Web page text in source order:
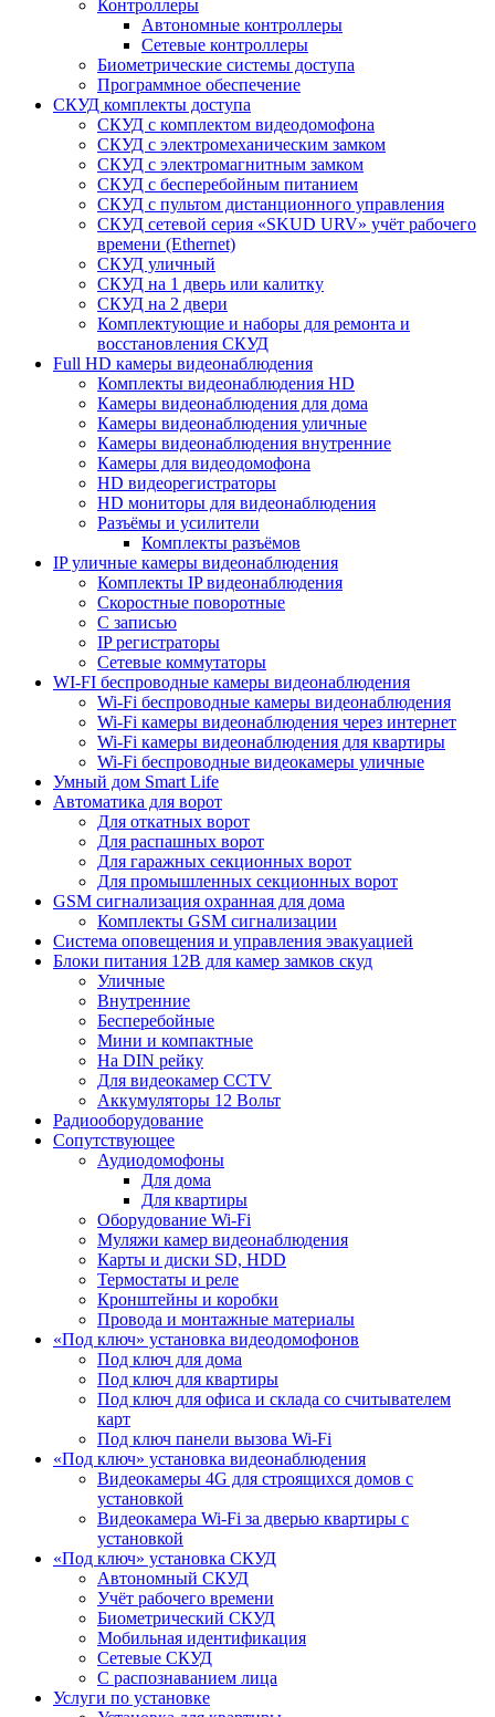
Контроллеры
Автономные контроллеры
Сетевые контроллеры
Биометрические системы доступа
Программное обеспечение
СКУД комплекты доступа
СКУД с комплектом видеодомофона
СКУД с электромеханическим замком
СКУД с электромагнитным замком
СКУД с бесперебойным питанием
СКУД с пультом дистанционного управления
СКУД сетевой серия «SKUD URV» учёт рабочего
времени (Ethernet)
СКУД уличный
СКУД на 1 дверь или калитку
СКУД на 2 двери
Комплектующие и наборы для ремонта и
восстановления СКУД
Full HD камеры видеонаблюдения
Комплекты видеонаблюдения HD
Камеры видеонаблюдения для дома
Камеры видеонаблюдения уличные
Камеры видеонаблюдения внутренние
Камеры для видеодомофона
HD видеорегистраторы
HD мониторы для видеонаблюдения
Разъёмы и усилители
Комплекты разъёмов
IP уличные камеры видеонаблюдения
Комплекты IP видеонаблюдения
Скоростные поворотные
С записью
IP регистраторы
Сетевые коммутаторы
WI-FI беспроводные камеры видеонаблюдения
Wi-Fi беспроводные камеры видеонаблюдения
Wi-Fi камеры видеонаблюдения через интернет
Wi-Fi камеры видеонаблюдения для квартиры
Wi-Fi беспроводные видеокамеры уличные
Умный дом Smart Life
Автоматика для ворот
Для откатных ворот
Для распашных ворот
Для гаражных секционных ворот
Для промышленных секционных ворот
GSM сигнализация охранная для дома
Комплекты GSM сигнализации
Cистема оповещения и управления эвакуацией
Блоки питания 12В для камер замков скуд
Уличные
Внутренние
Бесперебойные
Мини и компактные
На DIN рейку
Для видеокамер CCTV
Аккумуляторы 12 Вольт
Радиооборудование
Сопутствующее
Аудиодомофоны
Для дома
Для квартиры
Оборудование Wi-Fi
Муляжи камер видеонаблюдения
Карты и диски SD, HDD
Термостаты и реле
Кронштейны и коробки
Провода и монтажные материалы
«Под ключ» установка видеодомофонов
Под ключ для дома
Под ключ для квартиры
Под ключ для офиса и склада со считывателем
карт
Под ключ панели вызова Wi-Fi
«Под ключ» установка видеонаблюдения
Видеокамеры 4G для строящихся домов с
установкой
Видеокамера Wi-Fi за дверью квартиры с
установкой
«Под ключ» установка СКУД
Автономный СКУД
Учёт рабочего времени
Биометрический СКУД
Мобильная идентификация
Сетевые СКУД
С распознаванием лица
Услуги по установке